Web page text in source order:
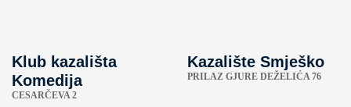
Klub kazališta
Komedija
CESARČEVA 2
Kazalište Smješko
PRILAZ GJURE DEŽELIĆA 76